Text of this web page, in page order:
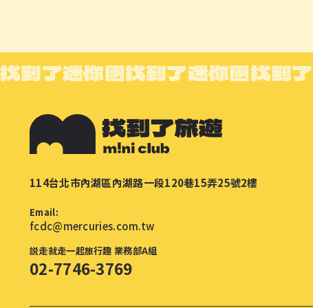
找到了迷你團找到了迷你團找到
114台北市內湖區內湖路一段120巷15弄25號2樓
Email:
fcdc@mercuries.com.tw
説走就走一起旅行趣 業務部A組
02-7746-3769